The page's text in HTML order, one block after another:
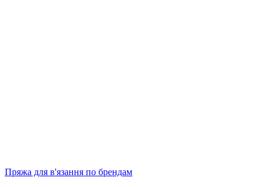
Пряжа для в'язання по брендам